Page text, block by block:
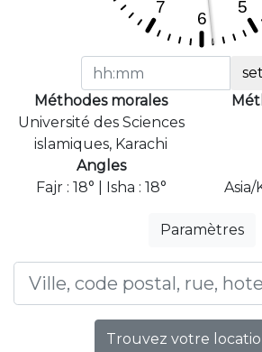
Méthodes morales
Université des Sciences
islamiques, Karachi
Angles
Fajr : 18° | Isha : 18°
Asia/
Paramètres
Trouvez votre